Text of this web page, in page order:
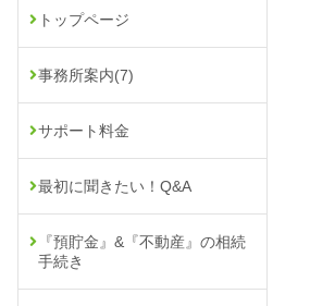
トップページ
事務所案内(7)
サポート料金
最初に聞きたい！Q&A
『預貯金』&『不動産』の相続
手続き